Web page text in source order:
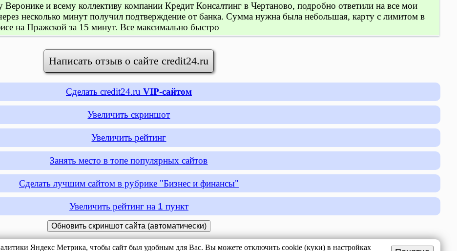
и всему коллективу компании Кредит Консалтинг в Чертаново, подробно ответили на все мои
несколько минут получил подтверждение от банка. Сумма нужна была небольшая, карту с лимитом в
на Пражской за 15 минут. Все максимально быстро
Написать отзыв о сайте credit24.ru
Сделать credit24.ru VIP-сайтом
Увеличить скриншот
Увеличить рейтинг
Занять место в топе популярных сайтов
Сделать лучшим сайтом в рубрике "Бизнес и финансы"
Увеличить рейтинг на 1 пункт
Яндекс Метрика, чтобы сайт был удобным для Вас. Вы можете отключить cookie (куки) в настройках